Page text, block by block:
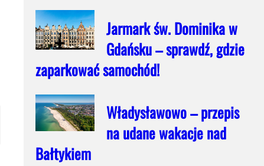
Jarmark św. Dominika w
Gdańsku – sprawdź, gdzie
zaparkować samochód!
Władysławowo – przepis
na udane wakacje nad
Bałtykiem